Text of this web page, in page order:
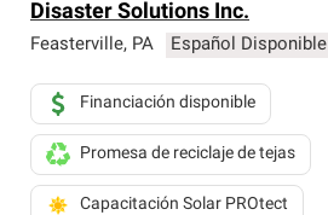
Disaster Solutions Inc.
Feasterville, PA Español Disponible
Financiación disponible
Promesa de reciclaje de tejas
Capacitación Solar PROtect